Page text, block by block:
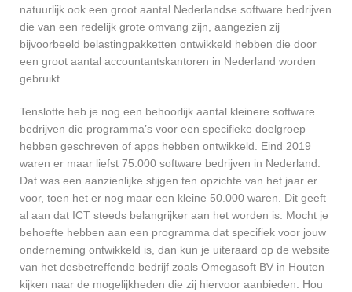
natuurlijk ook een groot aantal Nederlandse software bedrijven
die van een redelijk grote omvang zijn, aangezien zij
bijvoorbeeld belastingpakketten ontwikkeld hebben die door
een groot aantal accountantskantoren in Nederland worden
gebruikt.
Tenslotte heb je nog een behoorlijk aantal kleinere software
bedrijven die programma’s voor een specifieke doelgroep
hebben geschreven of apps hebben ontwikkeld. Eind 2019
waren er maar liefst 75.000 software bedrijven in Nederland.
Dat was een aanzienlijke stijgen ten opzichte van het jaar er
voor, toen het er nog maar een kleine 50.000 waren. Dit geeft
al aan dat ICT steeds belangrijker aan het worden is. Mocht je
behoefte hebben aan een programma dat specifiek voor jouw
onderneming ontwikkeld is, dan kun je uiteraard op de website
van het desbetreffende bedrijf zoals Omegasoft BV in Houten
kijken naar de mogelijkheden die zij hiervoor aanbieden. Hou